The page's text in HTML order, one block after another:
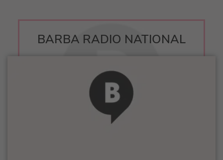
BARBA RADIO NATIONAL